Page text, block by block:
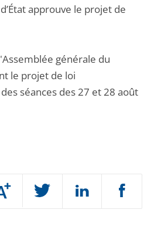
Augmenter
ou
approuve le projet de
générale du
le projet de loi
séances des 27 et 28 août